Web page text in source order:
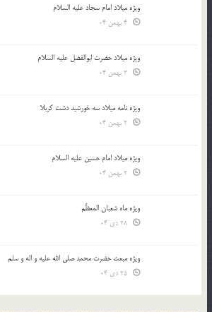
ویژه میلاد امام سجاد علیه السلام
ویژه میلاد حضرت ابوالفضل علیه السلام
ویژه نامه میلاد سه خورشید دشت کربلا
ویژه میلاد امام حسین علیه السلام
ویژه ماه شعبان المعظّم
ویژه مبعث حضرت محمد صلی الله علیه و اله و سلم